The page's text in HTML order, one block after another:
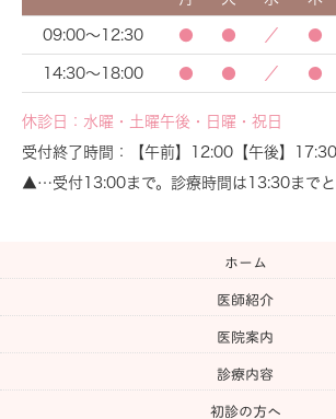
(6月30日と7月1日は通常通りの診察と
年末年始の診療時間は以下の予定と
12月28日（水）～ 1月4日（水）
1月5日（木）、1月6日（金） 午
1月7日（土） 通常
09:00～12:30 ● ● ／ ●
14:30～18:00 ● ● ／ ●
休診日：水曜・土曜午後・日曜・祝日
受付終了時間：【午前】12:00【午後】17:30
▲…受付13:00まで。診療時間は13:30までと
ホーム
医師紹介
医院案内
診療内容
初診の方へ